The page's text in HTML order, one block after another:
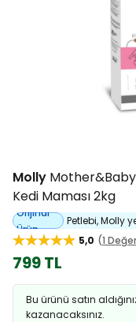
Molly
Kedi Maması 2kg
Orijinal
Ürün
Petlebi, Molly
5,0
1
799 TL
Bu ürünü satın
kazanacaksınız.